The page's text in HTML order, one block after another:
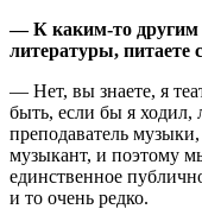
— К каким-то другим
литературы, питаете
— Нет, вы знаете, я
быть, если бы я
преподаватель
музыкант, и поэтому
единственное
и то очень редко.